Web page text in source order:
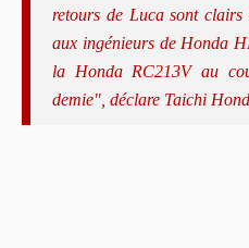
retours de Luca sont
aux ingénieurs de Honda
la Honda RC213V au
demie", déclare Taichi